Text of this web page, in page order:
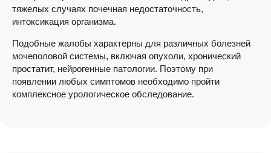
тяжелых случаях почечная недостаточность,
интоксикация организма.
Подобные жалобы характерны для различных болезней
мочеполовой системы, включая опухоли, хронический
простатит, нейрогенные патологии. Поэтому при
появлении любых симптомов необходимо пройти
комплексное урологическое обследование.